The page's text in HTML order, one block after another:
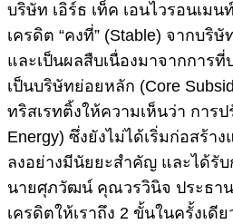
บริษัท เอิร์ธ เท็ค เอนไวรอนเม
เครดิต “คงที่” (Stable) จากบ
และเป็นผลสืบเนื่องมาจากการ
เป็นบริษัทย่อยหลัก (Core
ทริสเรทติ้งให้ความเห็นว่า การ
Energy) ซึ่งยังไม่ได้เริ่มก่อสร้
ลงอย่างมีนัยยะสำคัญ และได้รับ
นายศุภวัฒน์ คุณวรวินิจ ประธาน
เครดิตให้เราถึง 2 ขั้นในครั้งเ